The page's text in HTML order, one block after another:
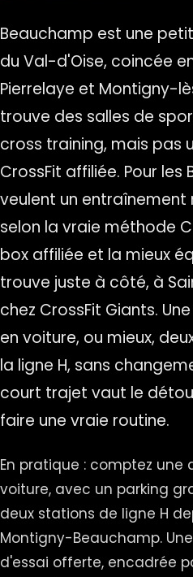
Beauchamp est une
du Val-d'Oise, coincée
Pierrelaye et Montigny-
trouve des salles de
cross training, mais pas
CrossFit affiliée. Pour
veulent un
selon la vraie méthode
box affiliée et la mieux
trouve juste à côté, à
chez CrossFit Giants.
en voiture, ou mieux,
la ligne H, sans
court trajet vaut le
faire une vraie routine.
En pratique : comptez
voiture, avec un parking
deux stations de ligne H
Montigny-Beauchamp.
d'essai offerte, encadrée